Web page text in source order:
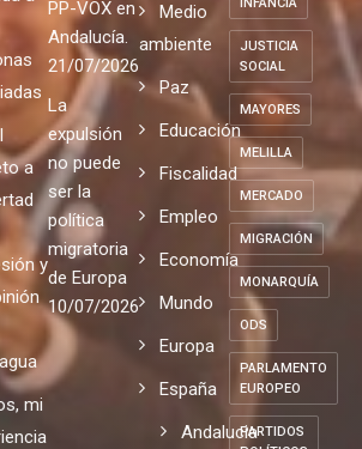
a
y
mi
PP-VOX en
Andalucía.
21/07/2026
La
expulsión
no puede
ser la
política
migratoria
de Europa
10/07/2026
Medio
ambiente
Paz
Educación
Fiscalidad
Empleo
Economía
Mundo
Europa
España
Andalucia
JUSTICIA
SOCIAL
MAYORES
MELILLA
MERCADO
MIGRACIÓN
MONARQUÍA
ODS
PARLAMENTO
EUROPEO
PARTIDOS